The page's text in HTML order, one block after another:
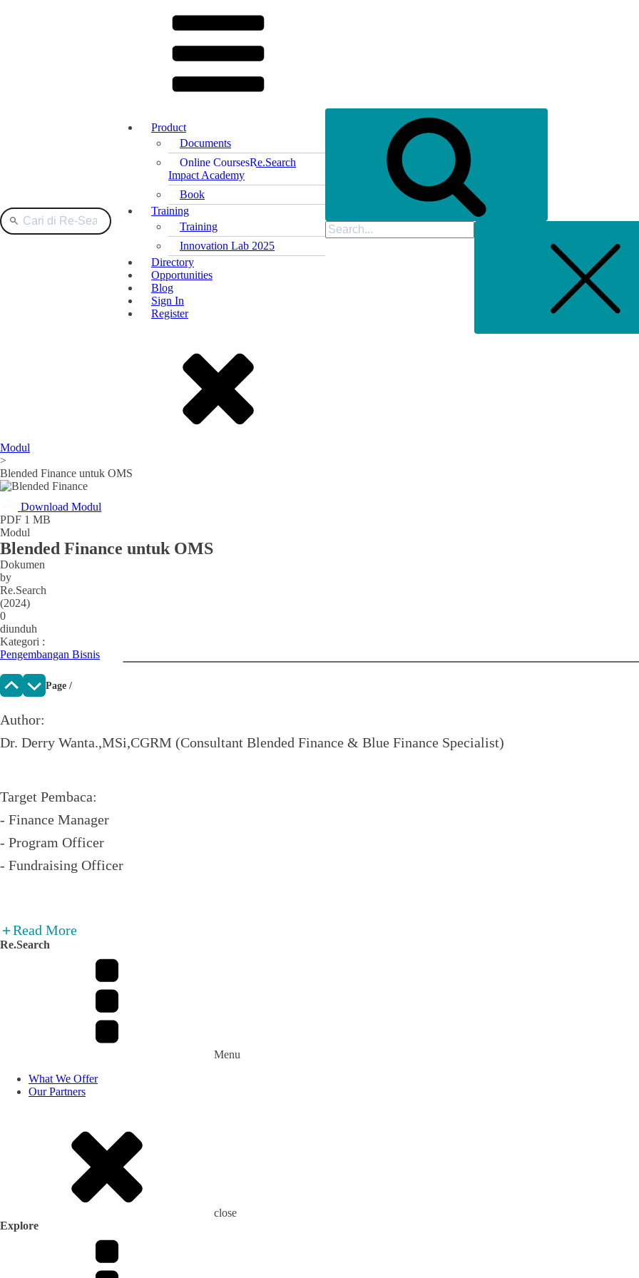
Product
Documents
Online CoursesRe.Search
Impact Academy
Book
Training
Training
Innovation Lab 2025
Directory
Opportunities
Blog
Sign In
Register
Search
for:
Modul
>
Blended Finance untuk OMS
Download Modul
PDF 1 MB
Modul
Blended Finance untuk OMS
Dokumen
by
Re.Search
(2024)
0
diunduh
Kategori :
Pengembangan Bisnis
Page /
Author:
Dr. Derry Wanta.,MSi,CGRM (Consultant Blended Finance & Blue Finance Specialist)
Target Pembaca:
- Finance Manager
- Program Officer
- Fundraising Officer
Modul ini mengeksplorasi secara mendalam pendekatan
menjembatani kesenjangan
dana dari sektor publik seperti pemerintah, donor bilateral, dan lembaga filantropi dengan modal dari sektor
menciptakan struktur pendanaan yang tidak hanya berkelanjutan, tetapi juga mampu mengatasi tantangan
lainnya. Peran ini penting untuk menarik partisipasi modal swasta yang biasanya cenderung menghindari
tinggi, pengembalian rendah, atau periode imbal hasil yang terlalu panjang. Dengan adanya perlindungan
membuka pintu bagi investasi swasta yang sebelumnya enggan masuk ke sektor-sektor pembangunan seperti
Bagi Organisasi Masyarakat Sipil (OMS)
Read More
Re.Search
Menu
What We Offer
Our Partners
close
Explore